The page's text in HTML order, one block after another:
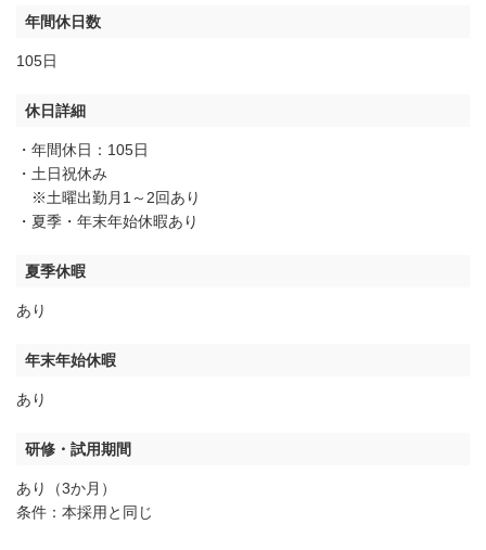
年間休日数
105日
休日詳細
・年間休日：105日
・土日祝休み
※土曜出勤月1～2回あり
・夏季・年末年始休暇あり
夏季休暇
あり
年末年始休暇
あり
研修・試用期間
あり（3か月）
条件：本採用と同じ